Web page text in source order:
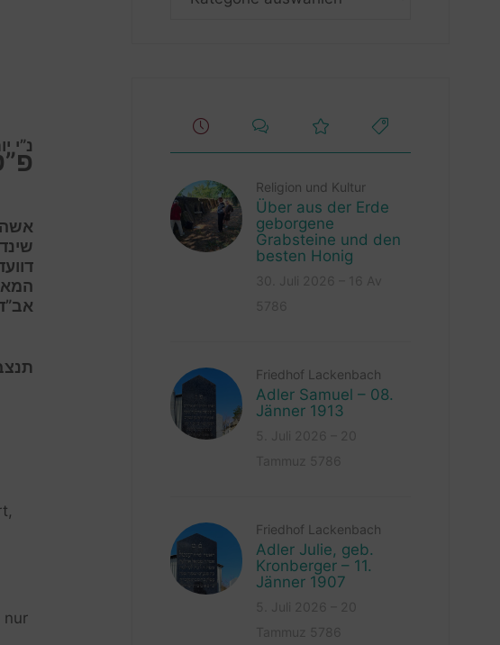
נ”י
אשה
nur
Religion und Kultur
Über aus der Erde
geborgene
Grabsteine und den
besten Honig
Friedhof Lackenbach
Adler Samuel – 08.
Jänner 1913
Friedhof Lackenbach
Adler Julie, geb.
Kronberger – 11.
Jänner 1907